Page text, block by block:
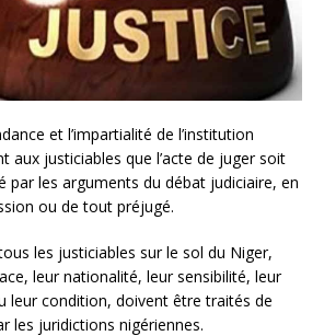
et l’impartialité de l’institution
aux justiciables que l’acte de juger soit
par les arguments du débat judiciaire, en
ou de tout préjugé.
les justiciables sur le sol du Niger,
leur nationalité, leur sensibilité, leur
leur condition, doivent être traités de
les juridictions nigériennes.